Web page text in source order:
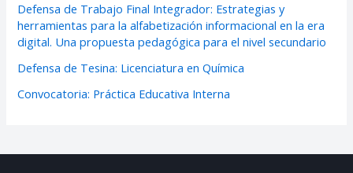
Defensa de Trabajo Final Integrador: Estrategias y
herramientas para la alfabetización informacional en la era
digital. Una propuesta pedagógica para el nivel secundario
Defensa de Tesina: Licenciatura en Química
Convocatoria: Práctica Educativa Interna